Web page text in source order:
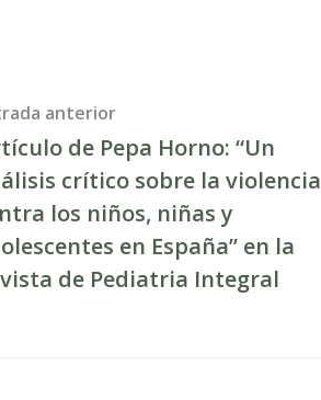
anterior
de Pepa Horno: “Un
crítico sobre la violencia
los niños, niñas y
en España” en la
de Pediatria Integral